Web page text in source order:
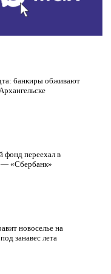
банкиры обживают
фонд переехал в
«Сбербанк»
новоселье на
занавес лета